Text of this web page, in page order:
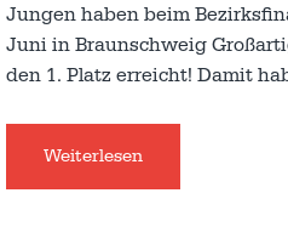
Jungen haben beim
Juni in Braunschweig
den 1. Platz erreicht! Damit
Weiterlesen